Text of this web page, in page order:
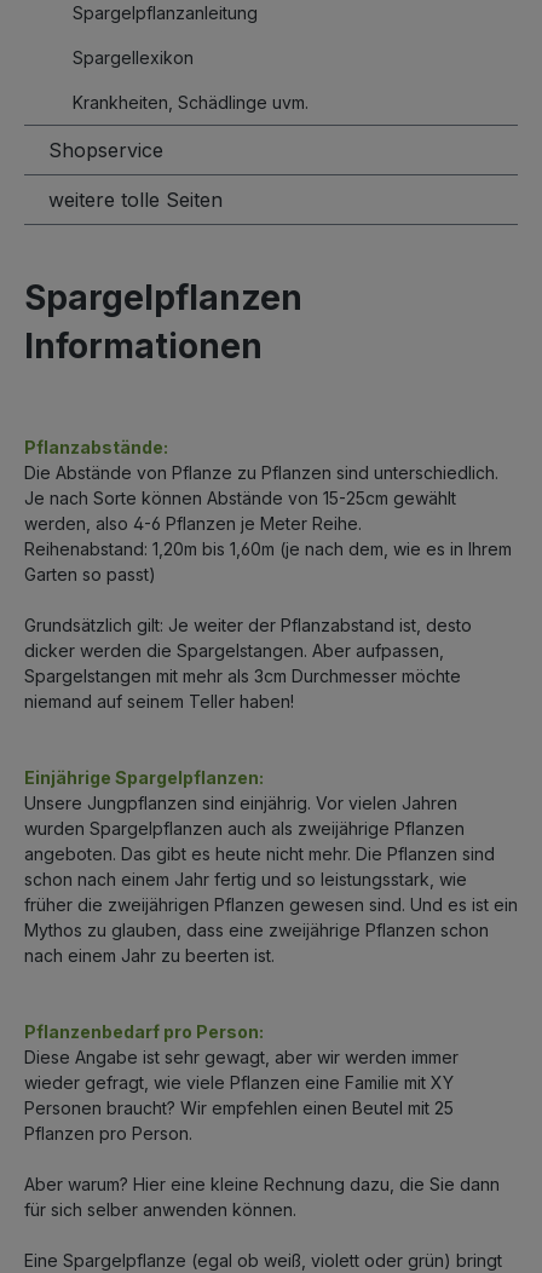
Spargelpflanzanleitung
Spargellexikon
Krankheiten, Schädlinge uvm.
Shopservice
weitere tolle Seiten
Spargelpflanzen
Informationen
Pflanzabstände:
Die Abstände von Pflanze zu Pflanzen sind unterschiedlich.
Je nach Sorte können Abstände von 15-25cm gewählt
werden, also 4-6 Pflanzen je Meter Reihe.
Reihenabstand: 1,20m bis 1,60m (je nach dem, wie es in Ihrem
Garten so passt)
Grundsätzlich gilt: Je weiter der Pflanzabstand ist, desto
dicker werden die Spargelstangen. Aber aufpassen,
Spargelstangen mit mehr als 3cm Durchmesser möchte
niemand auf seinem Teller haben!
Einjährige Spargelpflanzen:
Unsere Jungpflanzen sind einjährig. Vor vielen Jahren
wurden Spargelpflanzen auch als zweijährige Pflanzen
angeboten. Das gibt es heute nicht mehr. Die Pflanzen sind
schon nach einem Jahr fertig und so leistungsstark, wie
früher die zweijährigen Pflanzen gewesen sind. Und es ist ein
Mythos zu glauben, dass eine zweijährige Pflanzen schon
nach einem Jahr zu beerten ist.
Pflanzenbedarf pro Person:
Diese Angabe ist sehr gewagt, aber wir werden immer
wieder gefragt, wie viele Pflanzen eine Familie mit XY
Personen braucht? Wir empfehlen einen Beutel mit 25
Pflanzen pro Person.
Aber warum? Hier eine kleine Rechnung dazu, die Sie dann
für sich selber anwenden können.
Eine Spargelpflanze (egal ob weiß, violett oder grün) bringt